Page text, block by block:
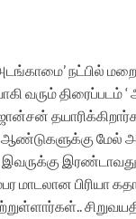
‘அடங்காமை’ நட்பில்
வரும்
ஆண்டுகளுக்கு
இவருக்கு
மாடலான பிரியா